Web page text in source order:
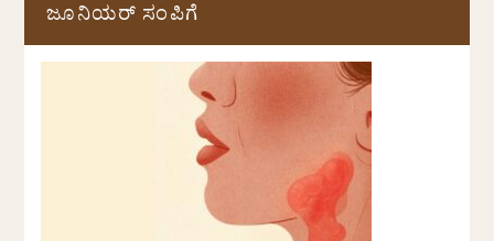
ಜೂನಿಯರ್ ಸಂಪಿಗೆ